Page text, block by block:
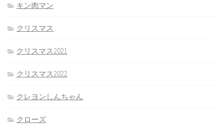
キン肉マン
クリスマス
クリスマス2021
クリスマス2022
クレヨンしんちゃん
クローズ